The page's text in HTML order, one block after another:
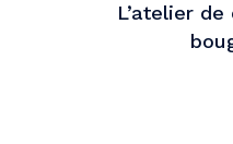
L’atelier